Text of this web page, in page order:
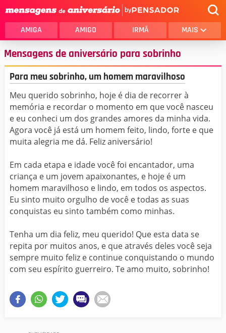
by
AMIGA AMIGO IRMÃ MAIS
Mensagens de aniversário para sobrinho
Para meu sobrinho, um homem maravilhoso
Meu querido sobrinho, hoje é dia de recorrer à
memória e recordar o momento em que você nasceu
e eu conheci um dos grandes amores da minha vida.
Agora você já está um homem feito, lindo, forte e que
muita alegria me dá. Feliz aniversário!
Em cada etapa e idade você foi encantador, uma
criança e um jovem apaixonantes, e hoje é um
homem maravilhoso e lindo, em todos os aspectos.
Eu sinto muito orgulho de você e todas as suas
conquistas eu sinto também como minhas.
Tenha um dia feliz, meu querido! Que esta data se
repita por muitos anos, e que através deles você seja
sempre muito feliz e continue conquistando o mundo
com seu espírito guerreiro. Te amo muito, sobrinho!